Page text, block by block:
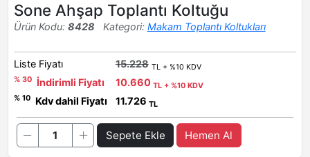
Sone Ahşap Toplantı Koltuğu
Ürün Kodu: 8428 Kategori: Makam Toplantı Koltukları
Liste Fiyatı 15.228 TL + %10 KDV
% 30
İndirimli Fiyatı 10.660 TL + %10 KDV
% 10
Kdv dahil Fiyatı 11.726 TL
Sepete Ekle Hemen Al